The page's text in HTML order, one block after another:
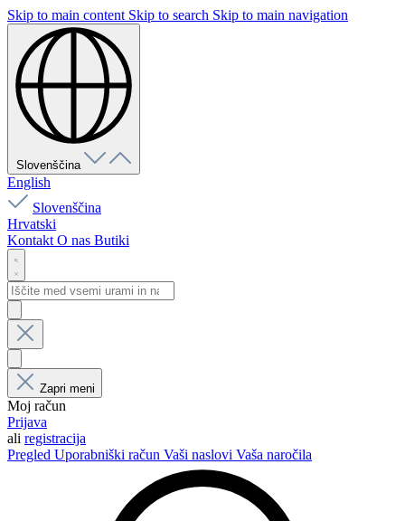
Skip to main content Skip to search Skip to main navigation
Slovenščina
English
Slovenščina
Hrvatski
Kontakt O nas Butiki
Zapri meni
Moj račun
Prijava
ali registracija
Pregled Uporabniški račun Vaši naslovi Vaša naročila